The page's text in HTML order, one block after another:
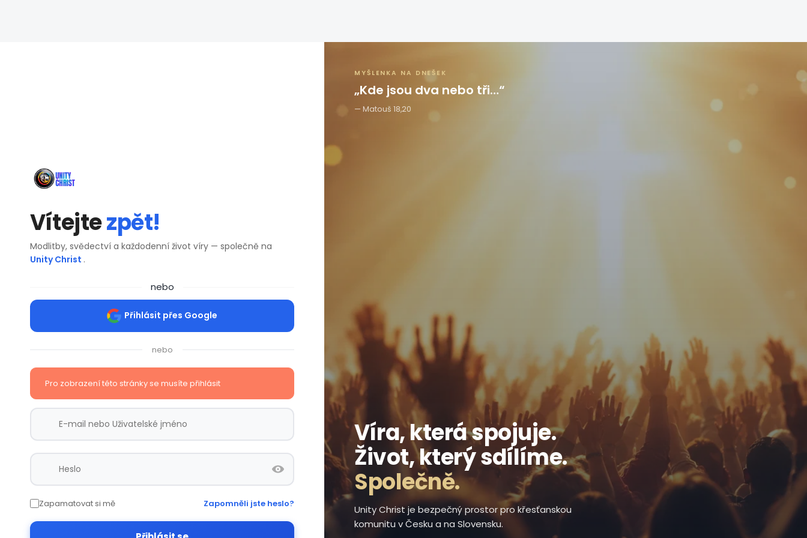
Vítejtezpět!
Modlitby, svědectví a každodenní život víry — společně na
Unity Christ .
nebo
Přihlásit přes Google
nebo
Pro zobrazení této stránky se musíte přihlásit
Zapamatovat si mě Zapomněli jste heslo?
Víra, která spojuje.
Život, který sdílíme.
Společně.
Unity Christ je bezpečný prostor pro křesťanskou
komunitu v Česku a na Slovensku.
MYŠLENKA NA DNEŠEK
„Kde jsou dva nebo tři…“
Matouš 18,20